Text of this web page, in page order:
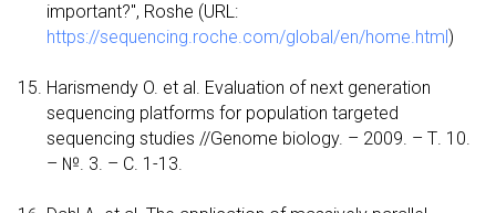
important?", Roshe (URL:
https://sequencing.roche.com/global/en/home.html)
Harismendy O. et al. Evaluation of next generation
sequencing platforms for population targeted
sequencing studies //Genome biology. – 2009. – Т. 10.
– №. 3. – С. 1-13.